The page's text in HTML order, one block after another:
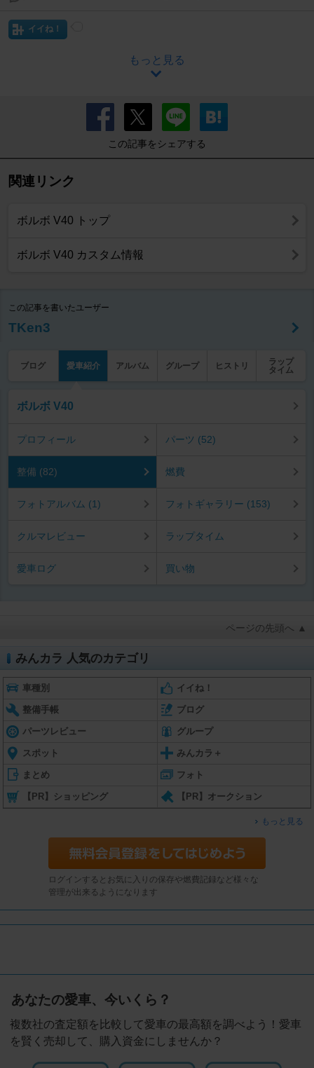
イイね！
もっと見る
この記事をシェアする
関連リンク
ボルボ V40 トップ
ボルボ V40 カスタム情報
この記事を書いたユーザー
TKen3
ブログ 愛車紹介 アルバム グループ ヒストリ
ラップ
タイム
ボルボ V40
プロフィール パーツ (52)
整備 (82) 燃費
フォトアルバム (1) フォトギャラリー (153)
クルマレビュー ラップタイム
愛車ログ 買い物
ページの先頭へ ▲
みんカラ 人気のカテゴリ
車種別 イイね！
整備手帳 ブログ
パーツレビュー グループ
スポット みんカラ＋
まとめ フォト
【PR】ショッピング 【PR】オークション
もっと見る
ログインするとお気に入りの保存や燃費記録など様々な
管理が出来るようになります
あなたの愛車、今いくら？
複数社の査定額を比較して愛車の最高額を調べよう！愛車
を賢く売却して、購入資金にしませんか？